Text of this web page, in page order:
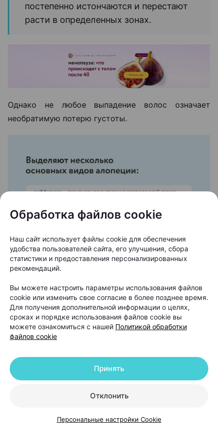
постепенно истончаются и перестают
расти в определенных зонах.
Однако не любое выпадение волос означает
необратимую потерю густоты.
От вида алопеции напрямую зависит прогноз
лечения.
«Если мы говорим о диффузном выпадении волос,
которое возникло на фоне стресса, дефицитов или
гормональных изменений, то такие состояния
обычно хорошо поддаются терапии. После
постепенно восстанавливаются», —
Обработка файлов cookie
Наш сайт использует файлы cookie для обеспечения
удобства пользователей сайта, его улучшения, сбора
статистики и предоставления персонализированных
рекомендаций.
Вы можете настроить параметры использования файлов
cookie или изменить свое согласие в более позднее время.
Для получения дополнительной информации о целях,
сроках и порядке использования файлов cookie вы
можете ознакомиться с нашей Политикой обработки
файлов cookie
Отклонить
Принять
Персональные настройки Cookie